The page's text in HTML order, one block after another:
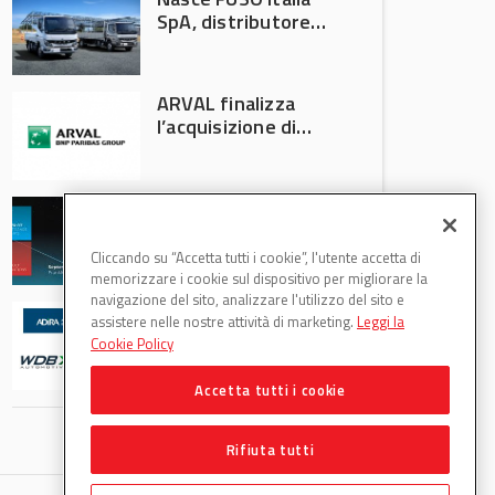
SpA, distributore
ARVAL finalizza
l’acquisizione di
Francoforte 2026
WDB Automotive
(Axitecnica) e Di.Pa.
Sport entrano in
ADIRA
Cliccando su “Accetta tutti i cookie”, l'utente accetta di
memorizzare i cookie sul dispositivo per migliorare la
navigazione del sito, analizzare l'utilizzo del sito e
assistere nelle nostre attività di marketing. Leggi la
Cookie Policy
Accetta tutti i cookie
Rifiuta tutti